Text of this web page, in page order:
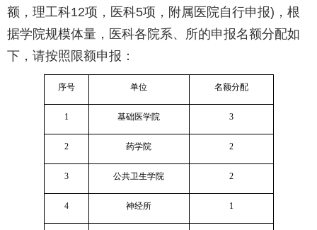
额，理工科12项，医科5项，附属医院自行申报)，根
据学院规模体量，医科各院系、所的申报名额分配如
下，请按照限额申报：
序号 单位 名额分配
1 基础医学院 3
2 药学院 2
3 公共卫生学院 2
4 神经所 1